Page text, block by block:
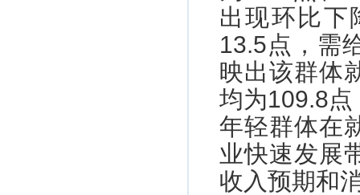
出现环比下
13.5点，需
映出该群体
均为109.8
年轻群体在
业快速发展
收入预期和